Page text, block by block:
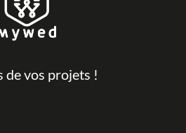
de vos projets !